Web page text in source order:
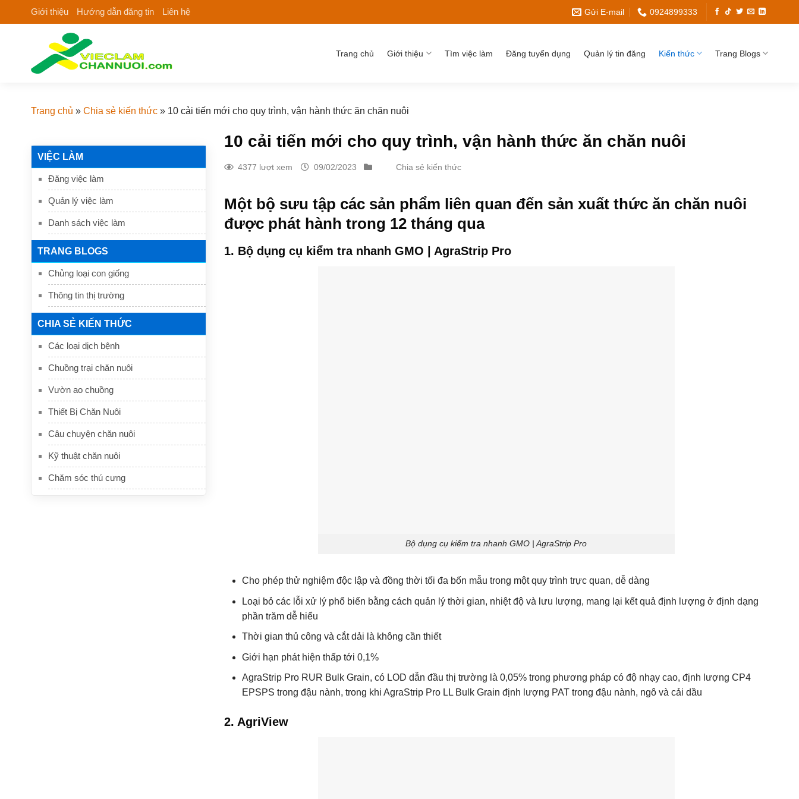
to
Giới thiệu Hướng dẫn đăng tin Liên hệ Gửi E-mail 0924899333
Trang chủ Giới thiệu Tìm việc làm Đăng tuyển dụng Quản lý tin đăng Kiến thức Trang Blogs
Trang chủ » Chia sẻ kiến thức » 10 cải tiến mới cho quy trình, vận hành thức ăn chăn nuôi
VIỆC LÀM
Đăng việc làm
Quản lý việc làm
Danh sách việc làm
TRANG BLOGS
Chủng loại con giống
Thông tin thị trường
CHIA SẺ KIẾN THỨC
Các loại dịch bệnh
Chuồng trại chăn nuôi
Vườn ao chuồng
Thiết Bị Chăn Nuôi
Câu chuyện chăn nuôi
Kỹ thuật chăn nuôi
Chăm sóc thú cưng
10 cải tiến mới cho quy trình, vận hành thức ăn chăn nuôi
4377 lượt xem 09/02/2023 Chia sẻ kiến thức
Một bộ sưu tập các sản phẩm liên quan đến sản xuất thức ăn chăn nuôi
được phát hành trong 12 tháng qua
1. Bộ dụng cụ kiểm tra nhanh GMO | AgraStrip Pro
Bộ dụng cụ kiểm tra nhanh GMO | AgraStrip Pro
Cho phép thử nghiệm độc lập và đồng thời tối đa bốn mẫu trong một quy trình trực quan, dễ dàng
Loại bỏ các lỗi xử lý phổ biến bằng cách quản lý thời gian, nhiệt độ và lưu lượng, mang lại kết quả định lượng ở định dạng
phần trăm dễ hiểu
Thời gian thủ công và cắt dải là không cần thiết
Giới hạn phát hiện thấp tới 0,1%
AgraStrip Pro RUR Bulk Grain, có LOD dẫn đầu thị trường là 0,05% trong phương pháp có độ nhạy cao, định lượng CP4
EPSPS trong đậu nành, trong khi AgraStrip Pro LL Bulk Grain định lượng PAT trong đậu nành, ngô và cải dầu
2. AgriView